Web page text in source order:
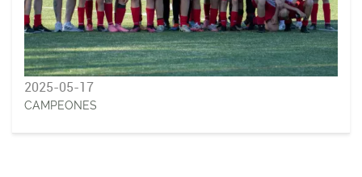
2025-05-17
CAMPEONES